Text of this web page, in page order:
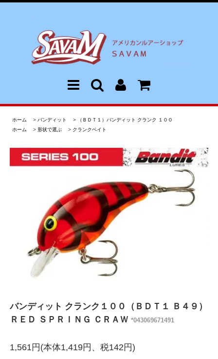
ホーム > バンディット >
（ＢＤＴ１）バンディット クランク １００
ホーム
> 形状で選ぶ > クランクベイト
バンディット クランク１００（ＢＤＴ１ Ｂ４９）
ＲＥＤ ＳＰＲＩＮＧ ＣＲＡＷ *043069671491
1,561円(本体1,419円、税142円)